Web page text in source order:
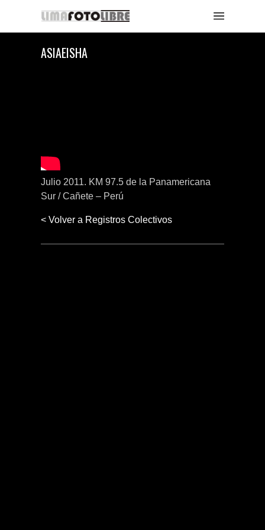
ASIAEISHA
Julio 2011. KM 97.5 de la Panamericana
Sur / Cañete – Perú
< Volver a Registros Colectivos